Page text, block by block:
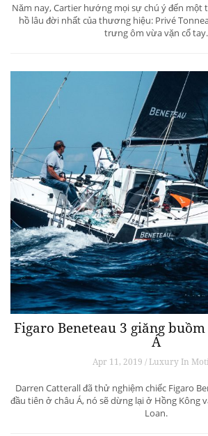
Năm nay, Cartier hướng mọi sự chú ý đến một
hồ lâu đời nhất của thương hiệu: Privé
trưng ôm vừa vặn cổ tay.
Figaro Beneteau 3 giăng
Á
Apr 11, 2019 / Luxury In
Darren Catterall đã thử nghiệm chiếc Figaro
đầu tiên ở châu Á, nó sẽ dừng lại ở Hồng Kông
Loan.